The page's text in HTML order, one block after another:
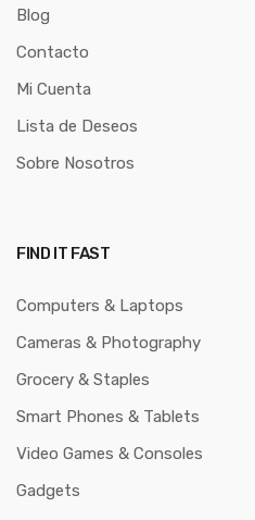
Blog
Contacto
Mi Cuenta
Lista de Deseos
Sobre Nosotros
FIND IT FAST
Computers & Laptops
Cameras & Photography
Grocery & Staples
Smart Phones & Tablets
Video Games & Consoles
Gadgets